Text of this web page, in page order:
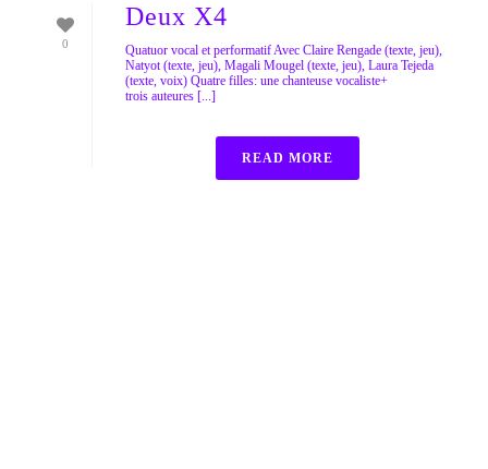
0
Deux X4
Quatuor vocal et performatif Avec Claire Rengade (texte, jeu),
Natyot (texte, jeu), Magali Mougel (texte, jeu), Laura Tejeda
(texte, voix) Quatre filles: une chanteuse vocaliste+
trois auteures [...]
READ MORE